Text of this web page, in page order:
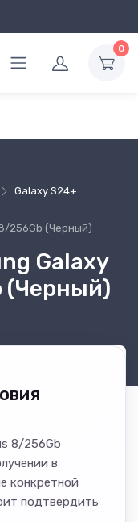
0
Galaxy S24+
256Gb (Черный)
Galaxy
(Черный)
8/256Gb
в
конкретной
подтвердить